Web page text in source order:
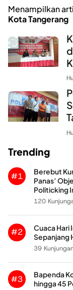
Menampilkan
Kota Tangerang
Trending
#1
Berebut
Panas’
Politicking
120
#2
Cuaca Hari
Sepanjang
39
#3
Bapenda
hingga 45